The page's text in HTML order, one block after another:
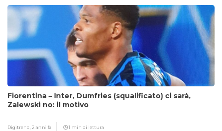
Fiorentina – Inter, Dumfries (squalificato) ci sarà,
Zalewski no: il motivo
Digitrend, 2 anni fa 1 min di lettura